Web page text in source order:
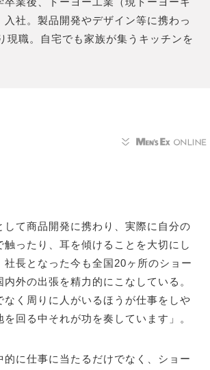
入社。製品開発やデザイン等に携わっ
現職。自宅でも家族が集うキッチンを
して商品開発に携わり、実際に自分の
触ったり、耳を傾けることを大切にし
社長となった今も全国20ヶ所のショー
内外の出張を精力的にこなしている。
なく周りに人がいるほうが仕事をしや
回る中それが功を奏しています」。
的に仕事に当たるだけでなく、ショー